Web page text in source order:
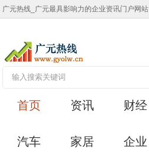
广元热线_广元最具影响力的企业资讯门户网站
首页 资讯 财经
汽车 家居 企业